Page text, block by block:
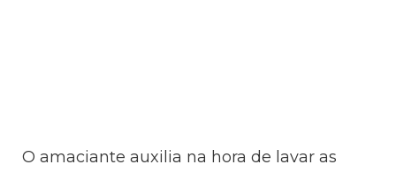
O amaciante auxilia na hora de lavar as